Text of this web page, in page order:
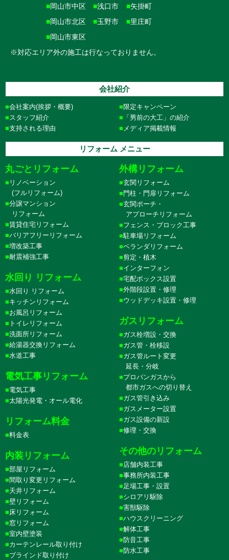
■岡山市中区
■岡山市北区
■岡山市東区
■浅口市
■玉野市
■矢掛町
■里庄町
※対応エリア外の施工は行なっておりません。
会社紹介
会社案内(挨拶・概要)
スタッフ紹介
支持される理由
限定キャンペーン
「男前の大工」の紹介
メディア掲載情報
リフォーム メニュー
丸ごとリフォーム
リノベーション
(フルリフォーム)
分譲マンション
リフォーム
賃貸住宅リフォーム
バリアフリーリフォーム
増改築工事
耐震補強工事
水回り リフォーム
水回り リフォーム
キッチンリフォーム
お風呂リフォーム
トイレリフォーム
洗面所リフォーム
給湯器交換リフォーム
水道工事
電気工事リフォーム
電気工事
太陽光発電・オール電化
リフォーム料金
料金表
内装リフォーム
部屋リフォーム
間取り変更リフォーム
天井リフォーム
壁リフォーム
床リフォーム
窓リフォーム
室内壁塗装
カーテンレール取り付け
ブラインド取り付け
外構リフォーム
玄関リフォーム
門柱・門扉リフォーム
玄関ポーチ・
アプローチリフォーム
フェンス・ブロック工事
駐車場リフォーム
ベランダリフォーム
剪定・植木
インターフォン
宅配ボックス設置
外階段設置・修理
ウッドデッキ設置・修理
ガスリフォーム
ガス栓増設・交換
ガス管・栓移設
ガス管ルート変更
延長・分岐
プロパンガスから
都市ガスへの切り替え
ガス管引き込み
ガスメーター設置
ガス設備の新設
修理・交換
その他のリフォーム
店舗内装工事
事務所内装工事
足場工事・設置
シロアリ駆除
害獣駆除
ハウスクリーニング
解体工事
防音工事
防水工事